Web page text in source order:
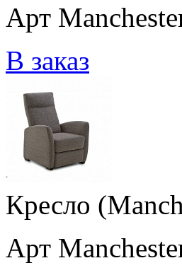
Арт
В заказ
Кресло
Арт